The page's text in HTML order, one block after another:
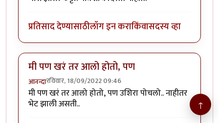
प्रतिसाद देण्यासाठीलॉग इन कराकिंवासदस्य व्हा
मी पण खरं तर आलो होतो, पण
आनन्दारविवार, 18/09/2022 09:46
मी पण खरं तर आलो होतो, पण उशिरा पोचलो.. नाहीतर
भेट झाली असती.. ↑